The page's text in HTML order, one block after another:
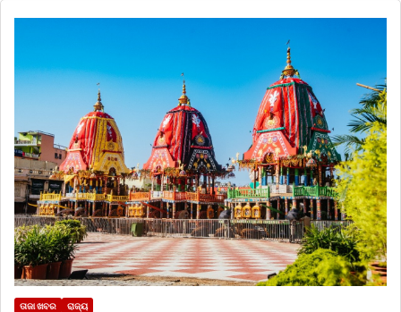
ତାଜା ଖବର ରାଜ୍ୟ